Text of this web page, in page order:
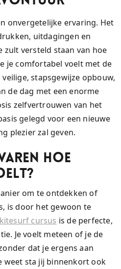
onvergetelijke ervaring. Het
uitdagingen en
zult versteld staan van hoe
je comfortabel voelt met de
stapsgewijze opbouw,
de dag met een enorme
zelfvertrouwen van het
gelegd voor een nieuwe
plezier zal geven.
hoe
om te ontdekken of
is door het gewoon te
cursus is de perfecte,
Je voelt meteen of je de
dat je ergens aan
weet sta jij binnenkort ook